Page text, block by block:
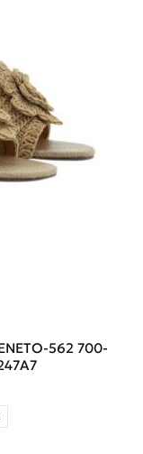
562 700-
was: €79.95.
τιμή